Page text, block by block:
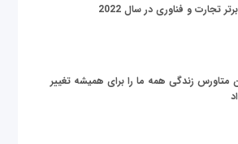
متاورس زندگی همه ما را برای همیشه تغییر